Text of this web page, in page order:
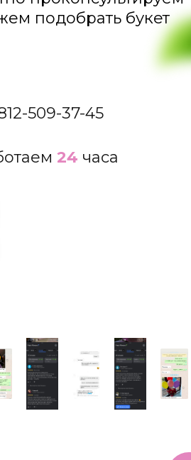
24 часа
509-37-45
подобрать букет